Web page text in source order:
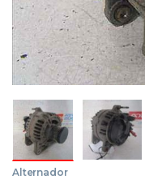
Alternador